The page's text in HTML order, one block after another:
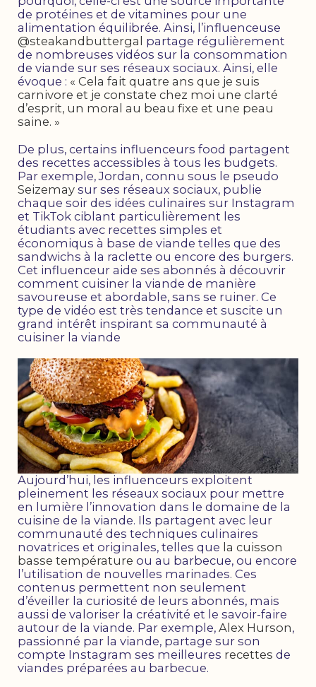
de protéines et de vitamines pour une
alimentation équilibrée. Ainsi, l’influenceuse
@steakandbuttergal partage régulièrement
de nombreuses vidéos sur la consommation
de viande sur ses réseaux sociaux. Ainsi, elle
évoque : « Cela fait quatre ans que je suis
carnivore et je constate chez moi une clarté
d’esprit, un moral au beau fixe et une peau
saine. »
De plus, certains influenceurs food partagent
des recettes accessibles à tous les budgets.
Par exemple, Jordan, connu sous le pseudo
Seizemay sur ses réseaux sociaux, publie
chaque soir des idées culinaires sur Instagram
et TikTok ciblant particulièrement les
étudiants avec recettes simples et
économiqus à base de viande telles que des
sandwichs à la raclette ou encore des burgers.
Cet influenceur aide ses abonnés à découvrir
comment cuisiner la viande de manière
savoureuse et abordable, sans se ruiner. Ce
type de vidéo est très tendance et suscite un
grand intérêt inspirant sa communauté à
cuisiner la viande
Aujourd’hui, les influenceurs exploitent
pleinement les réseaux sociaux pour mettre
en lumière l’innovation dans le domaine de la
cuisine de la viande. Ils partagent avec leur
communauté des techniques culinaires
novatrices et originales, telles que la cuisson
basse température ou au barbecue, ou encore
l’utilisation de nouvelles marinades. Ces
contenus permettent non seulement
d’éveiller la curiosité de leurs abonnés, mais
aussi de valoriser la créativité et le savoir-faire
autour de la viande. Par exemple, Alex Hurson,
passionné par la viande, partage sur son
compte Instagram ses meilleures recettes de
viandes préparées au barbecue.